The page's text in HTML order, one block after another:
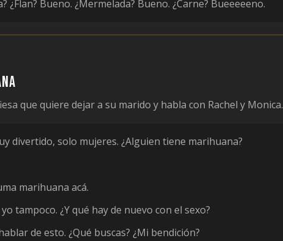
¿Flan? Bueno. ¿Mermelada? Bueno. ¿Carne? Bueeeeeno.
que quiere dejar a su marido y habla con Rachel y Monica.
divertido, solo mujeres. ¿Alguien tiene marihuana?
marihuana acá.
tampoco. ¿Y qué hay de nuevo con el sexo?
de esto. ¿Qué buscas? ¿Mi bendición?